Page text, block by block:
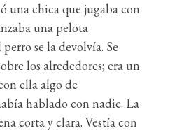
una chica que jugaba con
una pelota
se la devolvía. Se
los alrededores; era un
ella algo de
hablado con nadie. La
corta y clara. Vestía con